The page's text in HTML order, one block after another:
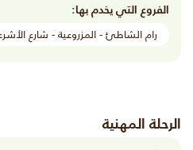
الفروع التي يخدم بها:
رام الشاطئ - المزروعية - شارع
الرحلة المهنية